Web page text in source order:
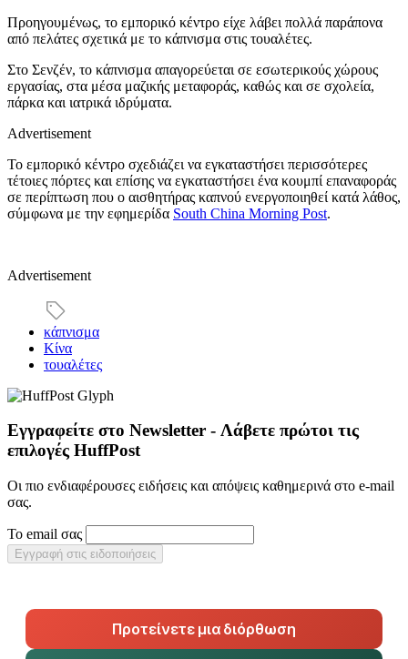
Προηγουμένως, το εμπορικό κέντρο είχε λάβει πολλά παράπονα
από πελάτες σχετικά με το κάπνισμα στις τουαλέτες.
Στο Σενζέν, το κάπνισμα απαγορεύεται σε εσωτερικούς χώρους
εργασίας, στα μέσα μαζικής μεταφοράς, καθώς και σε σχολεία,
πάρκα και ιατρικά ιδρύματα.
Advertisement
Το εμπορικό κέντρο σχεδιάζει να εγκαταστήσει περισσότερες
τέτοιες πόρτες και επίσης να εγκαταστήσει ένα κουμπί επαναφοράς
σε περίπτωση που ο αισθητήρας καπνού ενεργοποιηθεί κατά λάθος,
σύμφωνα με την εφημερίδα South China Morning Post.
Advertisement
κάπνισμα
Κίνα
τουαλέτες
Εγγραφείτε στο Newsletter - Λάβετε πρώτοι τις
επιλογές HuffPost
Οι πιο ενδιαφέρουσες ειδήσεις και απόψεις καθημερινά στο e-mail
σας.
Το email σας
Εγγραφή στις ειδοποιήσεις
Προτείνετε μια διόρθωση